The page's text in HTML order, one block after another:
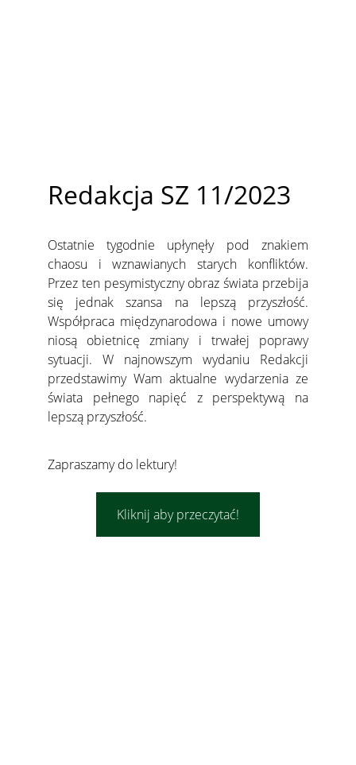
Redakcja SZ 11/2023
Ostatnie tygodnie upłynęły pod znakiem
chaosu i wznawianych starych konfliktów.
Przez ten pesymistyczny obraz świata przebija
się jednak szansa na lepszą przyszłość.
Współpraca międzynarodowa i nowe umowy
niosą obietnicę zmiany i trwałej poprawy
sytuacji. W najnowszym wydaniu Redakcji
przedstawimy Wam aktualne wydarzenia ze
świata pełnego napięć z perspektywą na
lepszą przyszłość.
Zapraszamy do lektury!
Kliknij aby przeczytać!